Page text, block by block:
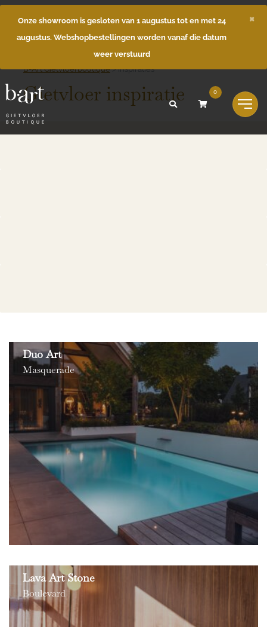
Onze showroom is gesloten van 1 augustus tot en met 24
augustus. Webshopbestellingen worden vanaf die datum
weer verstuurd
×
0
B-Art Gietvloerboutique>Inspiraties
Gietvloer inspiratie
Duo Art
Masquerade
Lava Art Stone
Boulevard